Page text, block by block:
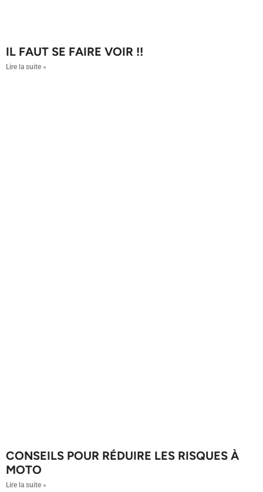
IL FAUT SE FAIRE VOIR !!
Lire la suite »
CONSEILS POUR RÉDUIRE LES RISQUES À
MOTO
Lire la suite »